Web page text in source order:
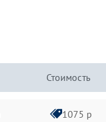
Стоимость
1075 р